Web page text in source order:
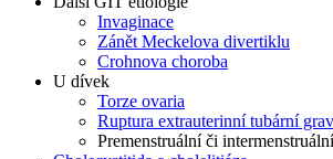
Invaginace
Zánět Meckelova divertiklu
Crohnova choroba
U dívek
Torze ovaria
Ruptura extrauterinní tubární
Premenstruální či